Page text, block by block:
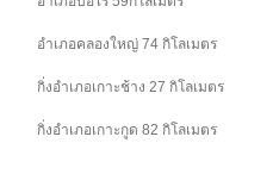
อำเภอคลองใหญ่ 74 กิโลเมตร
กิ่งอำเภอเกาะช้าง 27 กิโลเมตร
กิ่งอำเภอเกาะกูด 82 กิโลเมตร